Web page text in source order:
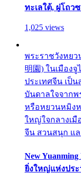
ทะเลใต้, ผู่โถว
1,025 views
พระราชวังหยวน
明園) ในเมืองจู
ประเทศจีน เป็
บันดาลใจจากพ
หรือหยวนหมิง
ใหญ่ใจกลางเ
จีน สวนสนุก แ
New
ยิ่งใหญ่แห่งปร